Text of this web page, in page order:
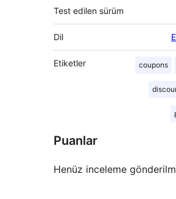
Test edilen sürüm
Dil
Etiketler coupons
Puanlar
Henüz inceleme